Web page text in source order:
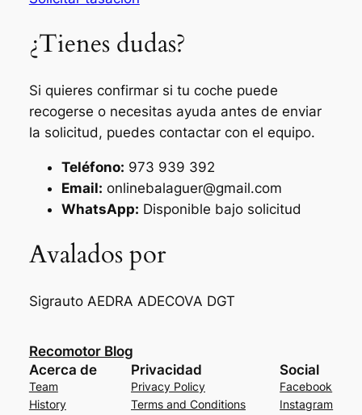
¿Tienes dudas?
Si quieres confirmar si tu coche puede
recogerse o necesitas ayuda antes de enviar
la solicitud, puedes contactar con el equipo.
Teléfono: 973 939 392
Email: onlinebalaguer@gmail.com
WhatsApp: Disponible bajo solicitud
Avalados por
Sigrauto AEDRA ADECOVA DGT
Recomotor Blog
Acerca de
Team
History
Privacidad
Privacy Policy
Terms and Conditions
Social
Facebook
Instagram